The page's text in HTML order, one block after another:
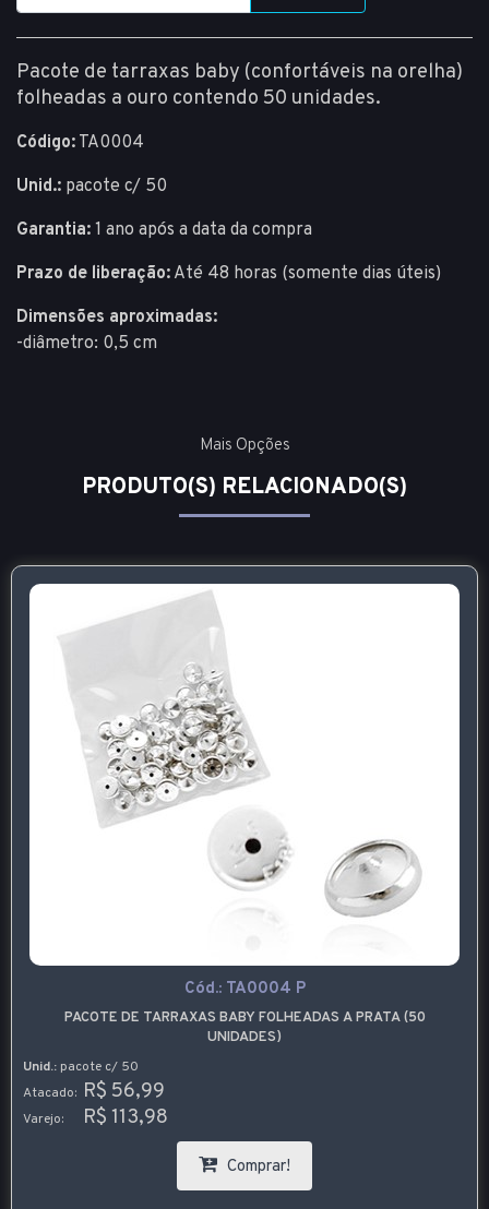
Pacote de tarraxas baby (confortáveis na orelha)
folheadas a ouro contendo 50 unidades.
Código: TA0004
Unid.: pacote c/ 50
Garantia: 1 ano após a data da compra
Prazo de liberação: Até 48 horas (somente dias úteis)
Dimensões aproximadas:
-diâmetro: 0,5 cm
Mais Opções
PRODUTO(S) RELACIONADO(S)
Cód.: TA0004 P
PACOTE DE TARRAXAS BABY FOLHEADAS A PRATA (50
UNIDADES)
Unid.: pacote c/ 50
Atacado: R$ 56,99
Varejo: R$ 113,98
Comprar!